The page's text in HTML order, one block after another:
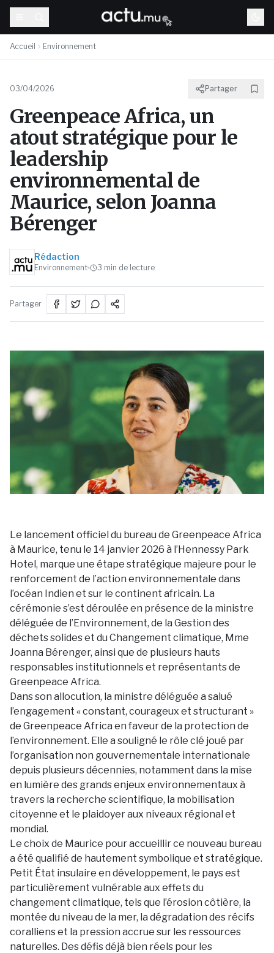
Accueil Environnement
03/04/2026 Partager
Greenpeace Africa, un
atout stratégique pour le
leadership
environnemental de
Maurice, selon Joanna
Bérenger
Rédaction
Environnement 3 min de lecture
Partager
Le lancement officiel du bureau de Greenpeace Africa
à Maurice, tenu le 14 janvier 2026 à l’Hennessy Park
Hotel, marque une étape stratégique majeure pour le
renforcement de l’action environnementale dans
l’océan Indien et sur le continent africain. La
cérémonie s’est déroulée en présence de la ministre
déléguée de l’Environnement, de la Gestion des
déchets solides et du Changement climatique, Mme
Joanna Bérenger, ainsi que de plusieurs hauts
responsables institutionnels et représentants de
Greenpeace Africa.
Dans son allocution, la ministre déléguée a salué
l’engagement « constant, courageux et structurant »
de Greenpeace Africa en faveur de la protection de
l’environnement. Elle a souligné le rôle clé joué par
l’organisation non gouvernementale internationale
depuis plusieurs décennies, notamment dans la mise
en lumière des grands enjeux environnementaux à
travers la recherche scientifique, la mobilisation
citoyenne et le plaidoyer aux niveaux régional et
mondial.
Le choix de Maurice pour accueillir ce nouveau bureau
a été qualifié de hautement symbolique et stratégique.
Petit État insulaire en développement, le pays est
particulièrement vulnérable aux effets du
changement climatique, tels que l’érosion côtière, la
montée du niveau de la mer, la dégradation des récifs
coralliens et la pression accrue sur les ressources
naturelles. Des défis déjà bien réels pour les